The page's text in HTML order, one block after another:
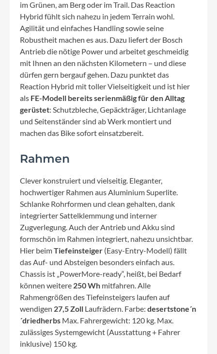
im Grünen, am Berg oder im Trail. Das Reaction
Hybrid fühlt sich nahezu in jedem Terrain wohl.
Agilität und einfaches Handling sowie seine
Robustheit machen es aus. Dazu liefert der Bosch
Antrieb die nötige Power und arbeitet geschmeidig
mit Ihnen an den nächsten Kilometern – und diese
dürfen gern bergauf gehen. Dazu punktet das
Reaction Hybrid mit toller Vielseitigkeit und ist hier
als FE-Modell bereits serienmäßig für den Alltag
gerüstet: Schutzbleche, Gepäckträger, Lichtanlage
und Seitenständer sind ab Werk montiert und
machen das Bike sofort einsatzbereit.
Rahmen
Clever konstruiert und vielseitig. Eleganter,
hochwertiger Rahmen aus Aluminium Superlite.
Schlanke Rohrformen und clean gehalten, dank
integrierter Sattelklemmung und interner
Zugverlegung. Auch der Antrieb und Akku sind
formschön im Rahmen integriert, nahezu unsichtbar.
Hier beimTiefeinsteiger (Easy-Entry-Modell) fällt
das Auf- und Absteigen besonders einfach aus.
Chassis ist „PowerMore-ready“, heißt, bei Bedarf
können weitere 250 Wh mitfahren. Alle
Rahmengrößen des Tiefeinsteigers laufen auf
wendigen 27,5 Zoll Laufrädern. Farbe: desertstone´n
´driedherbs Max. Fahrergewicht: 120 kg. Max.
zulässiges Systemgewicht (Ausstattung + Fahrer
inklusive) 150 kg.